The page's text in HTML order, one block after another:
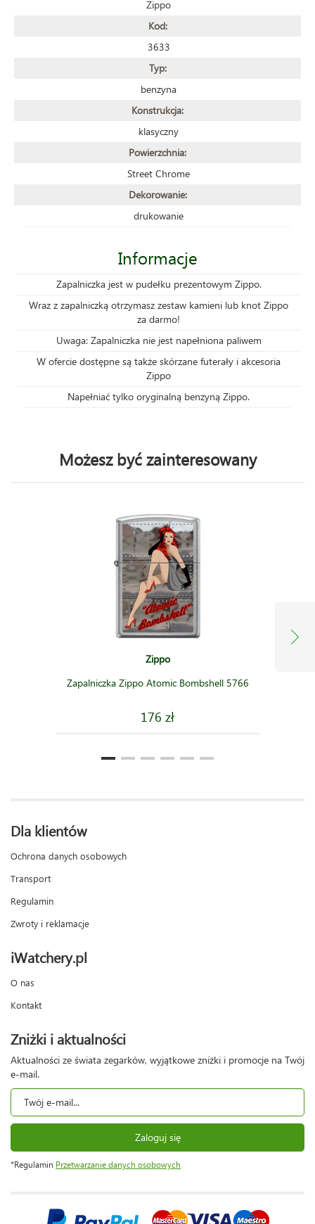
Zippo
Kod:
3633
Typ:
benzyna
Konstrukcja:
klasyczny
Powierzchnia:
Street Chrome
Dekorowanie:
drukowanie
Informacje
Zapalniczka jest w pudełku prezentowym Zippo.
Wraz z zapalniczką otrzymasz zestaw kamieni lub knot Zippo
za darmo!
Uwaga: Zapalniczka nie jest napełniona paliwem
W ofercie dostępne są także skórzane futerały i akcesoria
Zippo
Napełniać tylko oryginalną benzyną Zippo.
Możesz być zainteresowany
Zippo
Zapalniczka Zippo Atomic Bombshell 5766
176 zł
Dla klientów
Ochrona danych osobowych
Transport
Regulamin
Zwroty i reklamacje
iWatchery.pl
O nas
Kontakt
Zniżki i aktualności
Aktualności ze świata zegarków, wyjątkowe zniżki i promocje na Twój
e-mail.
Zaloguj się
*Regulamin Przetwarzanie danych osobowych